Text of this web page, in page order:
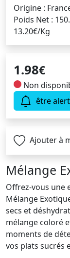
Origine :
Poids Net :
13.20€/Kg
1.98€
Non
être
Ajouter à
Mélange
Offrez-vous une
Mélange
secs et
mélange coloré
moments de
vos plats sucrés